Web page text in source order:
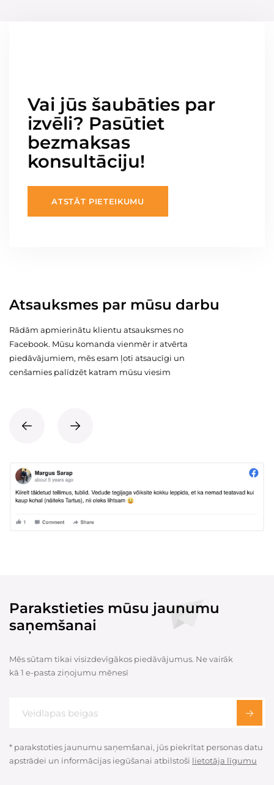
Vai jūs šaubāties par
izvēli? Pasūtiet
bezmaksas
konsultāciju!
ATSTĀT PIETEIKUMU
Atsauksmes par mūsu darbu
Rādām apmierinātu klientu atsauksmes no
Facebook. Mūsu komanda vienmēr ir atvērta
piedāvājumiem, mēs esam ļoti atsaucīgi un
cenšamies palīdzēt katram mūsu viesim
Parakstieties mūsu jaunumu
saņemšanai
Mēs sūtam tikai visizdevīgākos piedāvājumus. Ne vairāk
kā 1 e-pasta ziņojumu mēnesī
* parakstoties jaunumu saņemšanai, jūs piekrītat personas datu
apstrādei un informācijas iegūšanai atbilstoši lietotāja līgumu